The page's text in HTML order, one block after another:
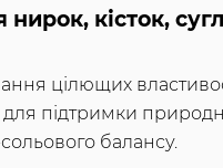
кісток,
цілющих
підтримки
балансу.